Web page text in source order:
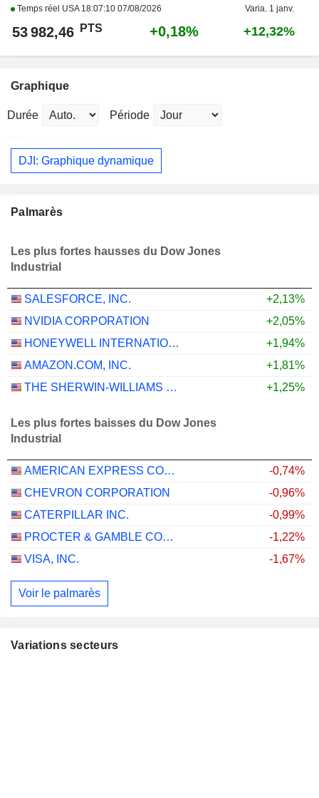
Temps réel USA 18:07:10 07/08/2026 Varia. 1 janv.
53 982,46 PTS +0,18% +12,32%
Graphique
Durée Période
DJI: Graphique dynamique
Palmarès
Les plus fortes hausses du Dow Jones
Industrial
SALESFORCE, INC.
+2,13%
NVIDIA CORPORATION
+2,05%
HONEYWELL INTERNATIONAL INC.
+1,94%
AMAZON.COM, INC.
+1,81%
THE SHERWIN-WILLIAMS COMPANY
+1,25%
Les plus fortes baisses du Dow Jones
Industrial
AMERICAN EXPRESS COMPANY
-0,74%
CHEVRON CORPORATION
-0,96%
CATERPILLAR INC.
-0,99%
PROCTER & GAMBLE COMPANY
-1,22%
VISA, INC.
-1,67%
Voir le palmarès
Variations secteurs